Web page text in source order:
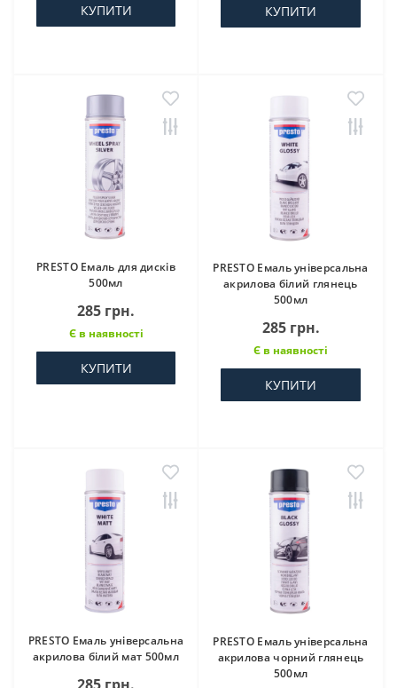
КУПИТИ КУПИТИ
PRESTO Емаль для дисків
500мл
285 грн.
Є в наявності
КУПИТИ
PRESTO Емаль універсальна
акрилова білий глянець
500мл
285 грн.
Є в наявності
КУПИТИ
PRESTO Емаль універсальна
акрилова білий мат 500мл
PRESTO Емаль універсальна
акрилова чорний глянець
500мл